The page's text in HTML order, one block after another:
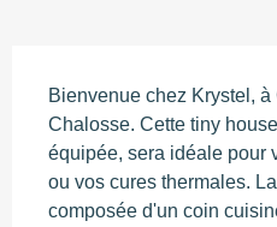
Bienvenue chez Krystel,
Chalosse. Cette tiny
équipée, sera idéale pour
ou vos cures thermales.
composée d'un coin